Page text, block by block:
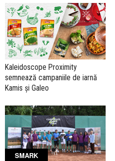
Kaleidoscope Proximity
semnează campaniile de iarnă
Kamis și Galeo
SMARK